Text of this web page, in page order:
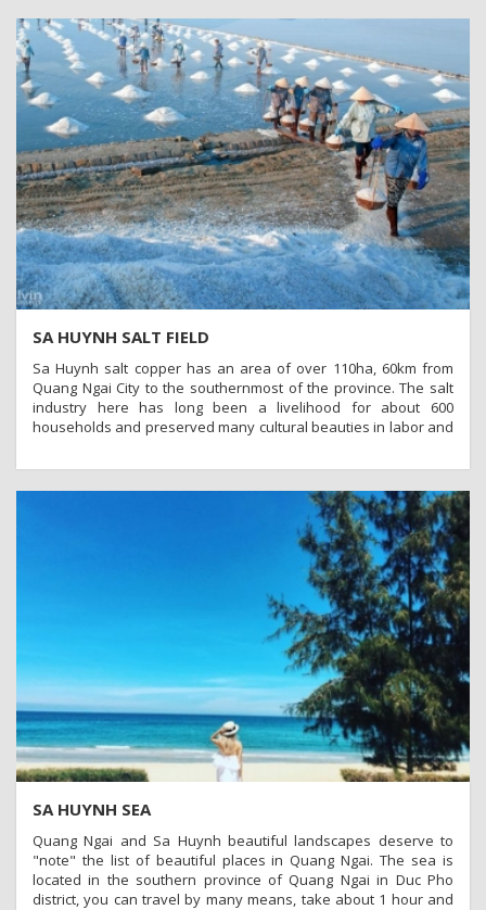
SA HUYNH SALT FIELD
Sa Huynh salt copper has an area of over 110ha, 60km from
Quang Ngai City to the southernmost of the province. The salt
industry here has long been a livelihood for about 600
households and preserved many cultural beauties in labor and
SA HUYNH SEA
Quang Ngai and Sa Huynh beautiful landscapes deserve to
"note" the list of beautiful places in Quang Ngai. The sea is
located in the southern province of Quang Ngai in Duc Pho
district, you can travel by many means, take about 1 hour and